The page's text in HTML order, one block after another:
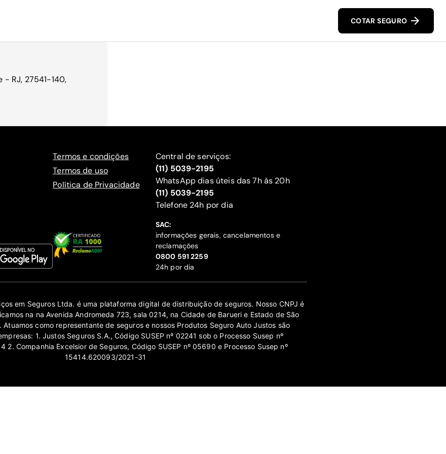
COTAR SEGURO
- RJ, 27541-140,
Termos e condições
Termos de uso
Política de Privacidade
Central de serviços:
(11) 5039-2195
WhatsApp dias úteis das 7h às 20h
(11) 5039-2195
‍Telefone 24h por dia
SAC:
informações gerais, cancelamentos e
reclamações
‍0800 591 2259
24h por dia
em Seguros Ltda. é uma plataforma digital de distribuição de seguros. Nosso CNPJ é
na na Avenida Andromeda 723, sala 0214, na Cidade de Barueri e Estado de São
como representante de seguros e nossos Produtos Seguro Auto Justos são
1. Justos Seguros S.A., Código SUSEP nº 02241 sob o Processo Susep nº
2. Companhia Excelsior de Seguros, Código SUSEP nº 05690 e Processo Susep nº
15414.620093/2021-31